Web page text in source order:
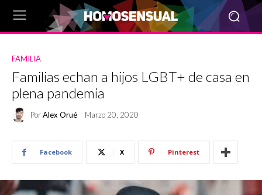
FAMILIA
Familias echan a hijos LGBT+ de casa en
plena pandemia
PorAlex Orué Marzo 20, 2020
Facebook X Pinterest